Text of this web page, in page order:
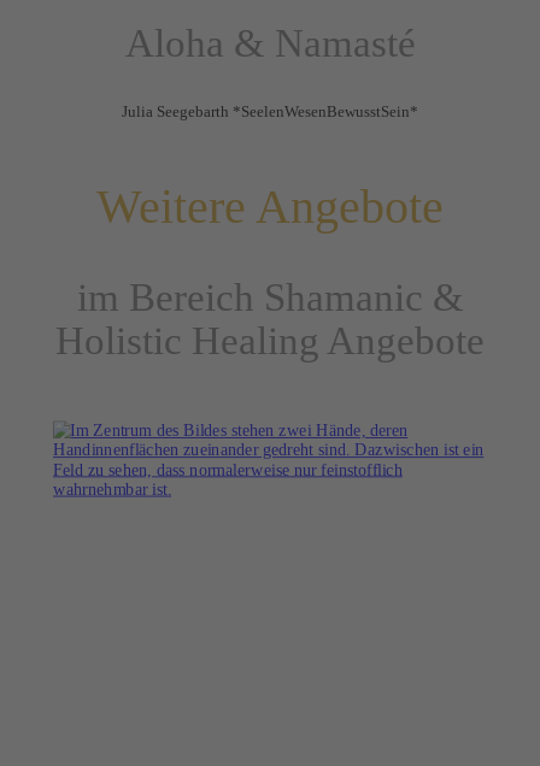
Aloha & Namasté
Julia Seegebarth *SeelenWesenBewusstSein*
Weitere Angebote
im Bereich Shamanic &
Holistic Healing Angebote